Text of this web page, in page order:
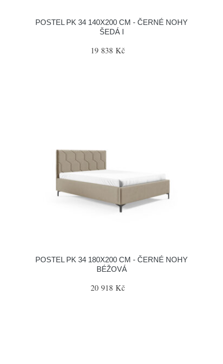
POSTEL PK 34 140X200 CM - ČERNÉ NOHY
ŠEDÁ I
19 838 Kč
POSTEL PK 34 180X200 CM - ČERNÉ NOHY
BÉŽOVÁ
20 918 Kč